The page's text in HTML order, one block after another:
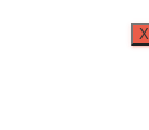
X